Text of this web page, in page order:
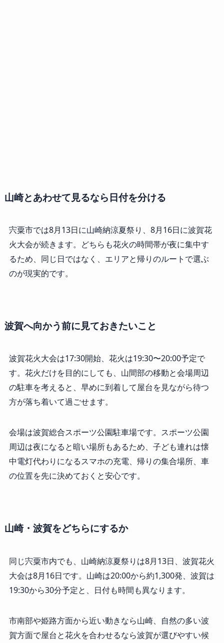
山崎とあわせて見るなら日付を分ける
宍粟市では8月13日に山崎納涼夏祭り、8月16日に波賀花
火大会が続きます。どちらも花火の時間帯が夜に集中す
るため、同じ日ではなく、エリアと帰りのルートで選ぶ
のが現実的です。
波賀へ向かう前に見ておきたいこと
波賀花火大会は17:30開始、花火は19:30〜20:00予定で
す。花火だけを目的にしても、山間部の移動と会場周辺
の駐車を考えると、早めに到着して屋台を見ながら待つ
方が落ち着いて過ごせます。
会場は波賀総合スポーツ公園駐車場です。スポーツ公園
周辺は夜になると暗い場所もあるため、子ども連れは懐
中電灯代わりになるスマホの充電、帰りの集合場所、車
の位置を先に決めておくと安心です。
山崎・波賀をどちらにするか
同じ宍粟市内でも、山崎納涼夏祭りは8月13日、波賀花火
大会は8月16日です。山崎は20:00から約1,300発、波賀は
19:30から30分予定と、日付も時間も異なります。
市南部や姫路方面から近い動きなら山崎、自然の多い波
賀方面で屋台と花火を合わせるなら波賀が選びやすい候